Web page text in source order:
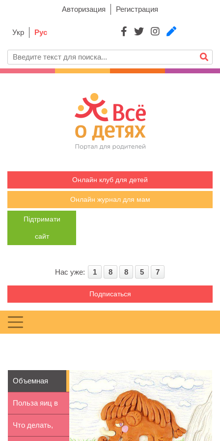
Авторизация Регистрация
Укр Рус
Онлайн клуб для детей
Онлайн журнал для мам
Підтримати
сайт
Нас уже: 1 8 8 5 7
Подписаться
Объемная
картина из
пластилина ...
Польза яиц в
рационе
Что делать,